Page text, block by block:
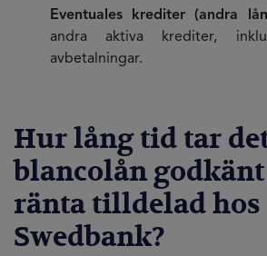
Eventuales krediter (andra
andra aktiva krediter,
avbetalningar.
Hur lång tid tar
blancolån
ränta tilldelad hos
Swedbank?